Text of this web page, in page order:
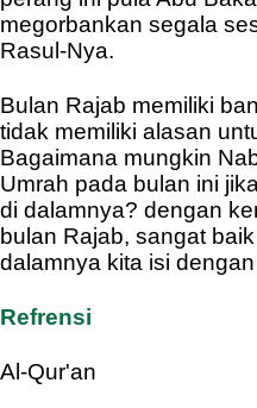
megorbankan segala
Rasul-Nya.
Bulan Rajab memiliki
tidak memiliki alasan
Bagaimana mungkin
Umrah pada bulan ini
di dalamnya? dengan
bulan Rajab, sangat
dalamnya kita isi
Refrensi
Al-Qur'an